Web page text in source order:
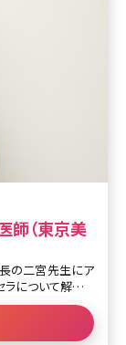
師（東京美
の二宮先生にア
について解説し
り、多数の症例
ジング治療の変